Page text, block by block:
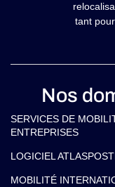
tant
Nos
SERVICES DE
ENTREPRISES
LOGICIEL
MOBILITÉ